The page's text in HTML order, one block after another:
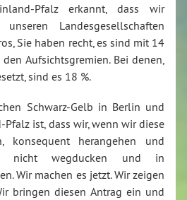
Pfalz erkannt, dass wir
Landesgesellschaften
Sie haben recht, es sind mit 14
Aufsichtsgremien. Bei denen,
sind es 18 %.
Schwarz-Gelb in Berlin und
ist, dass wir, wenn wir diese
konsequent herangehen und
nicht wegducken und in
Wir machen es jetzt. Wir zeigen
bringen diesen Antrag ein und